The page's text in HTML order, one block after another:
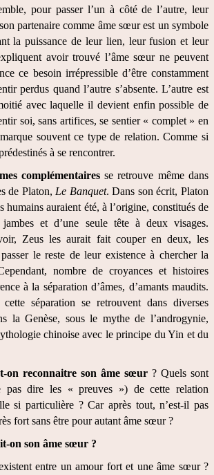
pour passer l’un à côté de l’autre, leur
partenaire comme âme sœur est un symbole
la puissance de leur lien, leur fusion et leur
avoir trouvé l’âme sœur ne peuvent
ce besoin irrépressible d’être constamment
perdus quand l’autre s’absente. L’autre est
avec laquelle il devient enfin possible de
soi, sans artifices, se sentier « complet » en
souvent ce type de relation. Comme si
à se rencontrer.
complémentaires se retrouve même dans
de Platon, Le Banquet. Dans son écrit, Platon
humains auraient été, à l’origine, constitués de
et d’une seule tête à deux visages.
Zeus les aurait fait couper en deux, les
le reste de leur existence à chercher la
nombre de croyances et histoires
à la séparation d’âmes, d’amants maudits.
séparation se retrouvent dans diverses
la Genèse, sous le mythe de l’androgynie,
chinoise avec le principe du Yin et du
on reconnaitre son âme sœur ? Quels sont
pas dire les « preuves ») de cette relation
si particulière ? Car après tout, n’est-il pas
fort sans être pour autant âme sœur ?
on son âme sœur ?
entre un amour fort et une âme sœur ?